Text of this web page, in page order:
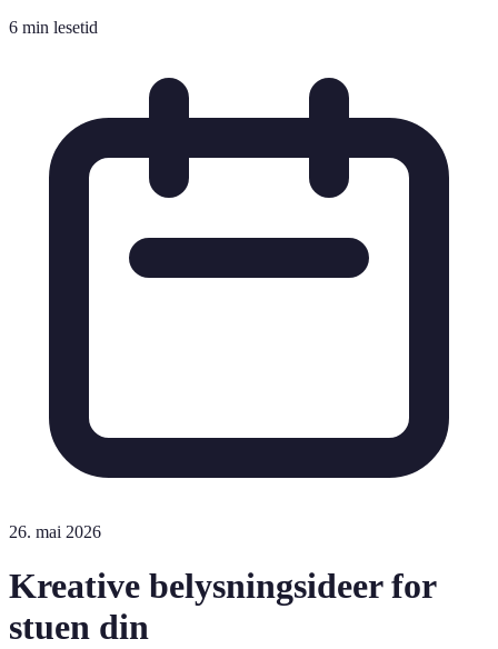
6 min lesetid
26. mai 2026
Kreative belysningsideer for
stuen din